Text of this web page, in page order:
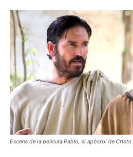
Escena de la película Pablo, el apóstol de Cristo.